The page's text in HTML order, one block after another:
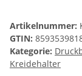
Artikelnummer:
GTIN:
Kategorie:
Kreidehalter